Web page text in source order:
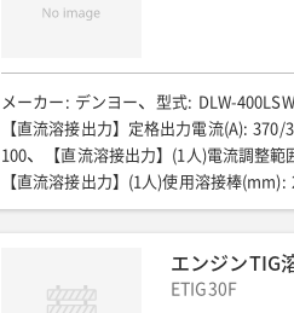
【交流出力】(三相) 定格電圧(V)
【交流出力】(単相)定格力率(%)
3.0kVA×1
【交流出力】(単相)コンセン
軽油/37
燃料消費量(L/h) 溶接(使用率
全長(mm) : 1410 全幅(mm) 635 全
438(車輪付) 騒音値
【直流溶接出力】(2人)電流調整範囲
メーカー : デンヨー 型式: DLW-400LSW
【直流溶接出力】定格出力電流(A): 370/
100
【直流溶接出力】(1人)電流調整範
【直流溶接出力】(1人)使用溶接棒(mm):
【直流溶接出力】(2人)電流調整範囲
【直流溶接出力】(2人)使用溶接棒(mm):
【交流出力】定格周波数(Hz): 50/60 【
【交流出力】(三相) 定格電圧(V): 200/220
エンジンTIG
ETIG30F